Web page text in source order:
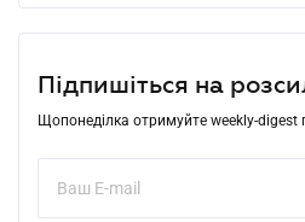
Підпишіться на
Щопонеділка отримуйте weekly-digest